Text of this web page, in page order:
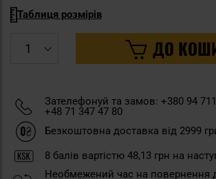
Таблиця розмірів
ДО
Зателефонуй та замов: +380 94
+48 71 347 47 80
Безкоштовна доставка від 2999
8 балів вартістю 48,13 грн на
Необмежений час на повернення